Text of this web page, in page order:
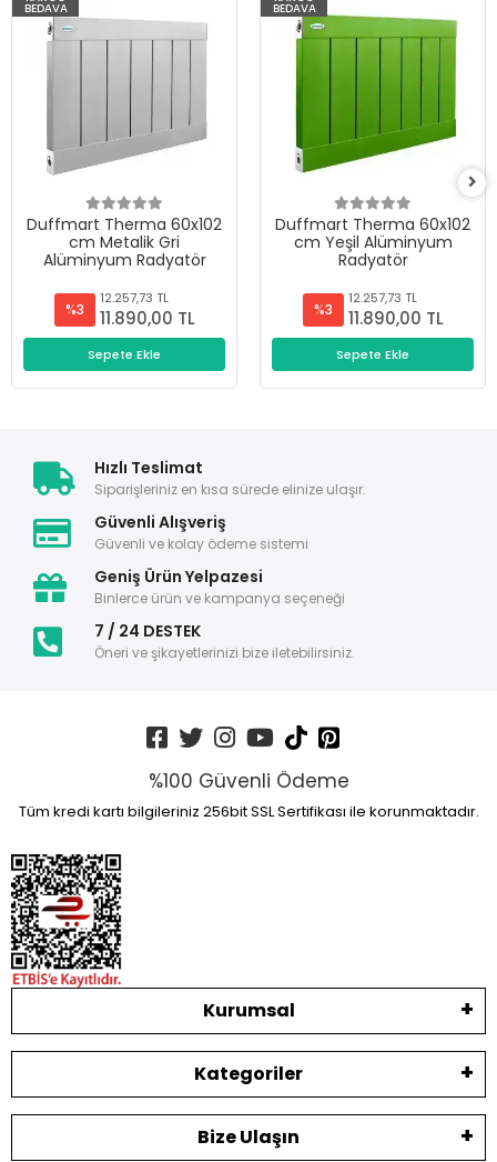
BEDAVA
Duffmart Therma 60x102
cm Metalik Gri
Alüminyum Radyatör
%3
12.257,73 TL
11.890,00 TL
Sepete Ekle
BEDAVA
Duffmart Therma 60x102
cm Yeşil Alüminyum
Radyatör
%3
12.257,73 TL
11.890,00 TL
Sepete Ekle
Hızlı Teslimat
Siparişleriniz en kısa sürede elinize ulaşır.
Güvenli Alışveriş
Güvenli ve kolay ödeme sistemi
Geniş Ürün Yelpazesi
Binlerce ürün ve kampanya seçeneği
7 / 24 DESTEK
Öneri ve şikayetlerinizi bize iletebilirsiniz.
%100 Güvenli Ödeme
Tüm kredi kartı bilgileriniz 256bit SSL Sertifikası ile korunmaktadır.
Kurumsal
Kategoriler
Bize Ulaşın